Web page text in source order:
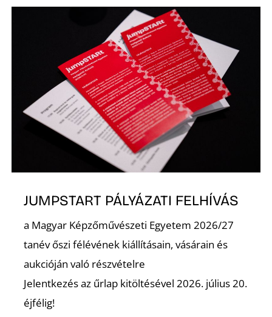
JUMPSTART PÁLYÁZATI FELHÍVÁS
a Magyar Képzőművészeti Egyetem 2026/27
tanév őszi félévének kiállításain, vásárain és
aukcióján való részvételre
Jelentkezés az űrlap kitöltésével 2026. július 20.
éjfélig!